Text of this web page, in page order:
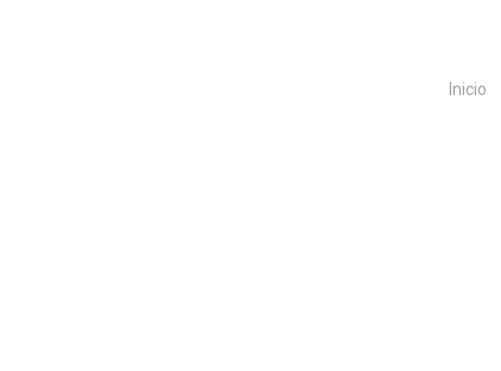
Inicio